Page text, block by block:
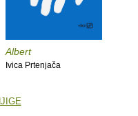
Albert
Ivica Prtenjača